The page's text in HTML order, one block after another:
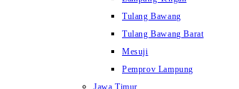
Tulang Bawang
Tulang Bawang Barat
Mesuji
Pemprov Lampung
Jawa Timur